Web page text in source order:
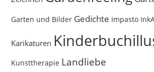
Garten und Bilder Gedichte Impasto
Karikaturen
Kunsttherapie Landliebe